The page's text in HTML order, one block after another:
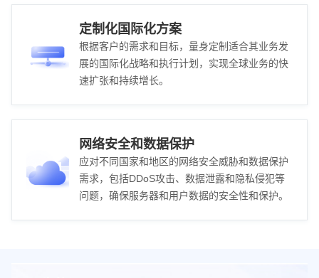
定制化国际化方案
根据客户的需求和目标，量身定制适合其业务发
展的国际化战略和执行计划，实现全球业务的快
速扩张和持续增长。
网络安全和数据保护
应对不同国家和地区的网络安全威胁和数据保护
需求，包括DDoS攻击、数据泄露和隐私侵犯等
问题，确保服务器和用户数据的安全性和保护。